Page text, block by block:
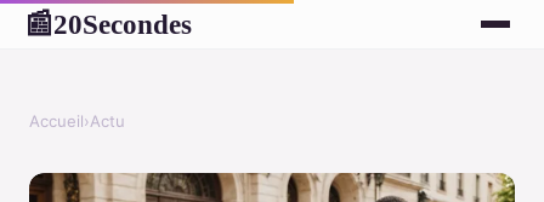
📰20Secondes
Accueil›Actu